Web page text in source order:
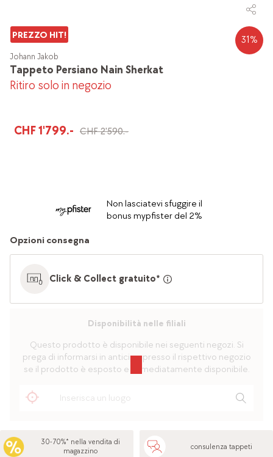
PREZZO HIT! 31%
Tappeto Persiano Nain Sherkat
Johann Jakob
Ritiro solo in negozio
CHF 1'799.- CHF 2'590.-
Non lasciatevi sfuggire il
bonus mypfister del 2%
Opzioni consegna
Click & Collect gratuito*
Disponibilità nelle filiali
Questo prodotto è disponibile nei seguenti negozi. Si
prega di informarsi in anticipo presso il rispettivo negozio
se il prodotto è esposto e immediatamente disponibile.
30-70%* nella vendita di
magazzino
consulenza tappeti